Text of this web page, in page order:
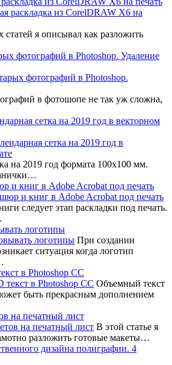
статей я описывал как разложить
фотографий в Photoshop. Удаление
в фотошопе не так уж сложна,
сетка на 2019 год в векторном
на 2019 год формата 100х100 мм.
и книг в Adobe Acrobat под печать
следует этап раскладки под печать.
логотипы
При создании
ситуация когда логотип
в Photoshop CC
Объемный текст
быть прекрасным дополнением
на печатный лист
В этой статье я
разложить готовые макеты…
дизайна полиграфии. 4